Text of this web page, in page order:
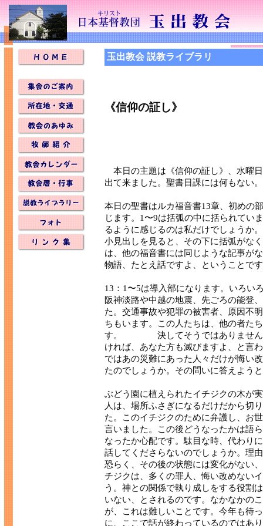
玉出教会 説教ライブラリ
《信仰の証し》
本日の主題は《信仰の証し》、水曜
出て来ました。聖書日課には何もない
本日の聖書はルカ福音書13章、初めの
じます。1〜9は括弧の中に括られてい
るように感じるのは私だけでしょうか。
小見出しを見ると、その下に括弧がな
は、他の福音書には同じような記事が
物語、たとえ話ですよ、ということで
13：1〜5は導入部になります。いろい
阪神淡路や中越の地震、先ごろの能登
た。交通事故や犯罪の被害者、原因不
ちもいます。この人たちは、他の者た
す。 決してそうではありません。
ければ、あなた方も滅びますよ、と言
ではあの災難にあった人々だけが悔い
たのでしょうか。その問いに答えよう
ぶどう園に植えられたイチジクの木が
人は、場所ふさぎになるだけだから切
た。このイチジクのために弁護し、お
言いました。この後どうなったかは語
なったか心配です。駄目な時、代わり
話してくださらないのでしょうか。理
恐らく、その後の状態には変化がない
チジクは、多くの罪人、悔い改めない
う。神との関係で執り成しをする役割
いない、とされるのです。なかなかの
が、これは難しいことです。今年も待
に、ここで話が終わっているのではあ